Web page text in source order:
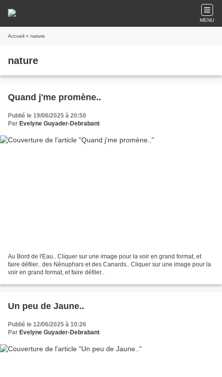
MENU
Accueil » nature
nature
Quand j'me promène..
Publié le 19/06/2025 à 20:50
Par Evelyne Guyader-Debrabant
Au Bord de l'Eau.. Cliquer sur une image pour la voir en grand format, et
faire défiler.. des Nénuphars et des Canards.. Cliquer sur une image pour la
voir en grand format, et faire défiler..
Un peu de Jaune..
Publié le 12/06/2025 à 10:26
Par Evelyne Guyader-Debrabant